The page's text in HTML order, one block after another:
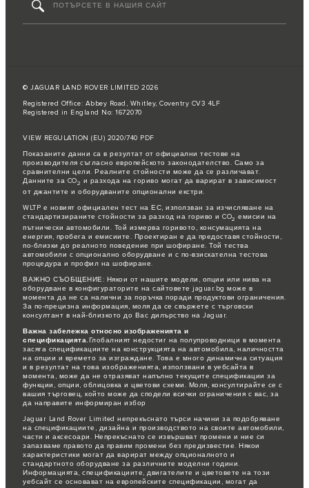
© JAGUAR LAND ROVER LIMITED 2026
Registered Office: Abbey Road, Whitley, Coventry CV3 4LF
Registered in England No: 1672070
VIEW REGULATION (EU) 2020/740 PDF
Показаните данни са в резултат от официални тестове на
производителя съгласно европейското законодателство. Само за
сравнителни цели. Реалните стойности може да се различават.
Данните за CO2 и разхода на гориво могат да варират в зависимост
от джантите и оборудваните опционални екстри.
WLTP е новият официален тест на ЕС, използван за изчисляване на
стандартизираните стойности за разход на гориво и CO2 емисии на
пътнически автомобили. Той измерва горивото, консумацията на
енергия, пробега и емисиите. Проектиран е да предоставя стойности,
по-близки до реалното поведение при шофиране. Той тества
автомобили с опционално оборудване и с по-взискателна тестова
процедура и профил на шофиране.
ВАЖНО СЪОБЩЕНИЕ: Някои от нашите модели, опции или нива на
оборудване в конфигураторите на сайтовете jaguar.bg може в
момента да не са налични за поръчка поради продуктови ограничения.
За по-прецизна информация, моля да се свържете с търговски
консултант в най-близкото до Вас дилърство на Jaguar.
Важна забележка относно изображенията и
спецификацията.Глобалният недостиг на полупроводници в момента
засяга спецификациите на конструкцията на автомобила, наличността
на опции и времето за изграждане. Това е много динамична ситуация
и в резултат на това изображенията, използвани в уебсайта в
момента, може да не отразяват напълно текущите спецификации за
функции, опции, облицовка и цветови схеми. Моля, консултирайте се с
вашия търговец, който може да сподели всички ограничения с вас, за
да направите информиран избор
Jaguar Land Rover Limited непрекъснато търси начини за подобряване
на спецификациите, дизайна и производството на своите автомобили,
части и аксесоари. Непрекъснато се извършват промени и ние си
запазваме правото да правим промени без предизвестие. Някои
характеристики могат да варират между опционалното и
стандартното оборудване за различните моделни години.
Информацията, спецификациите, двигателите и цветовете на този
уебсайт се основават на европейските спецификации, могат да